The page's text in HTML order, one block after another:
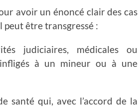
avoir un énoncé clair des cas
peut être transgressé :
judiciaires, médicales ou
à un mineur ou à une
santé qui, avec l’accord de la